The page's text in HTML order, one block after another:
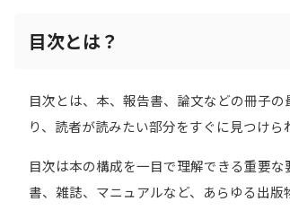
目次とは？
目次とは、本、報告書、論文などの冊子
り、読者が読みたい部分をすぐに見つけら
目次は本の構成を一目で理解できる重要
書、雑誌、マニュアルなど、あらゆる出版